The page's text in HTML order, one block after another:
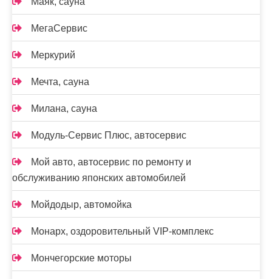
МегаСервис
Меркурий
Мечта, сауна
Милана, сауна
Модуль-Сервис Плюс, автосервис
Мой авто, автосервис по ремонту и
обслуживанию японских автомобилей
Мойдодыр, автомойка
Монарх, оздоровительный VIP-комплекс
Мончегорские моторы